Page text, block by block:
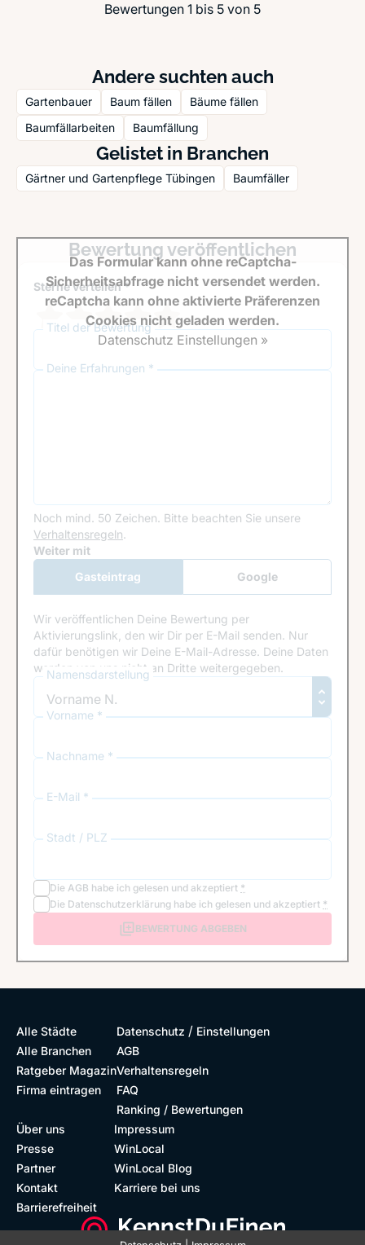
Bewertungen 1 bis 5 von 5
Andere suchten auch
Gartenbauer Baum fällen
Bäume fällen
Baumfällarbeiten
Baumfällung
Gelistet in Branchen
Gärtner und Gartenpflege Tübingen Baumfäller
Bewertung veröffentlichen
Sterne verteilen *
Titel der Bewertung
Deine Erfahrungen *
Noch mind. 50 Zeichen. Bitte beachten Sie unsere
Verhaltensregeln.
Google Recaptcha
Weiter mit
Gasteintrag
Google
Anmeldung
Wir veröffentlichen Deine Bewertung per
Aktivierungslink, den wir Dir per E-Mail senden. Nur
dafür benötigen wir Deine E-Mail-Adresse. Deine Daten
werden von uns nicht an Dritte weitergegeben.
Namensdarstellung
Vorname *
Nachname *
E-Mail *
Stadt / PLZ
Die AGB habe ich gelesen und akzeptiert *
Die Datenschutzerklärung habe ich gelesen und akzeptiert *
BEWERTUNG ABGEBEN
Das Formular kann ohne reCaptcha-
Sicherheitsabfrage nicht versendet werden.
reCaptcha kann ohne aktivierte Präferenzen
Cookies nicht geladen werden.
Datenschutz Einstellungen »
Alle Städte
Alle Branchen
Ratgeber Magazin
Firma eintragen
Datenschutz / Einstellungen
AGB
Verhaltensregeln
FAQ
Ranking / Bewertungen
Über uns
Presse
Partner
Kontakt
Barrierefreiheit
Impressum
WinLocal
WinLocal Blog
Karriere bei uns